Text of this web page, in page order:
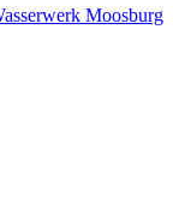
Moosburg